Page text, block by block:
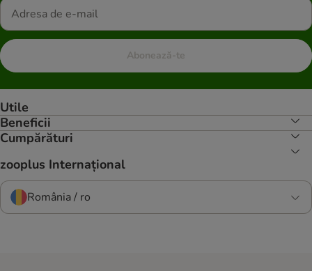
Abonează-te
Utile
Beneficii
Cumpărături
zooplus Internațional
România / ro